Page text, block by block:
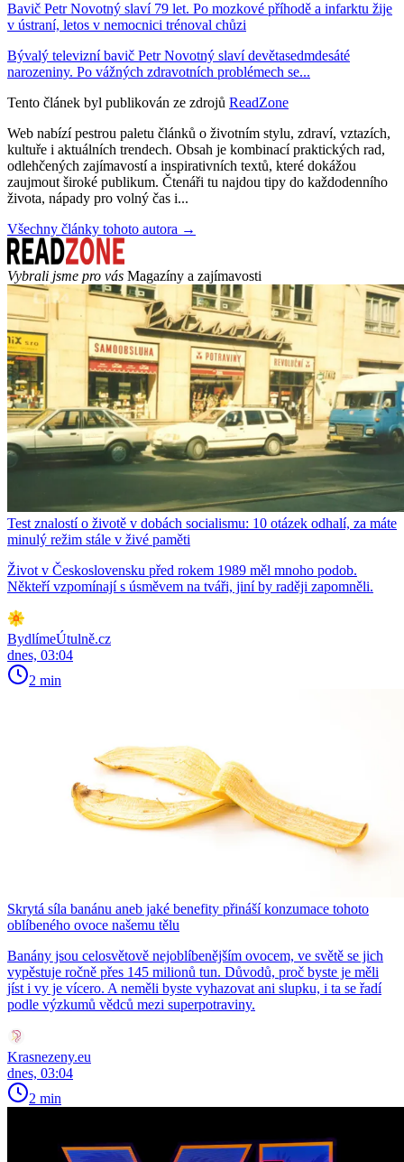
Bavič Petr Novotný slaví 79 let. Po mozkové příhodě a infarktu žije
v ústraní, letos v nemocnici trénoval chůzi
Bývalý televizní bavič Petr Novotný slaví devětasedmdesáté
narozeniny. Po vážných zdravotních problémech se...
Tento článek byl publikován ze zdrojů ReadZone
Web nabízí pestrou paletu článků o životním stylu, zdraví, vztazích,
kultuře i aktuálních trendech. Obsah je kombinací praktických rad,
odlehčených zajímavostí a inspirativních textů, které dokážou
zaujmout široké publikum. Čtenáři tu najdou tipy do každodenního
života, nápady pro volný čas i...
Všechny články tohoto autora →
Vybrali jsme pro vás Magazíny a zajímavosti
Test znalostí o životě v dobách socialismu: 10 otázek odhalí, za máte
minulý režim stále v živé paměti
Život v Československu před rokem 1989 měl mnoho podob.
Někteří vzpomínají s úsměvem na tváři, jiní by raději zapomněli.
BydlímeÚtulně.cz
dnes, 03:04
2 min
Skrytá síla banánu aneb jaké benefity přináší konzumace tohoto
oblíbeného ovoce našemu tělu
Banány jsou celosvětově nejoblíbenějším ovocem, ve světě se jich
vypěstuje ročně přes 145 milionů tun. Důvodů, proč byste je měli
jíst i vy je vícero. A neměli byste vyhazovat ani slupku, i ta se řadí
podle výzkumů vědců mezi superpotraviny.
Krasnezeny.eu
dnes, 03:04
2 min